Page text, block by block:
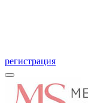
регистрация